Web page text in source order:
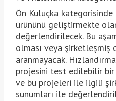
Ön Kuluçka
ürününü geliştirmekte
değerlendirilecek. Bu
olması veya şirketleşmiş
aranmayacak.
projesini test edilebilir
ve bu projeleri ile ilgili
sunumları ile